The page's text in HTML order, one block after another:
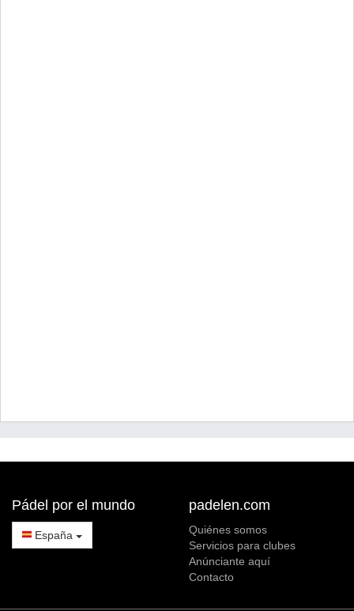
Pádel por el mundo
España
padelen.com
Quiénes somos
Servicios para clubes
Anúnciante aquí
Contacto